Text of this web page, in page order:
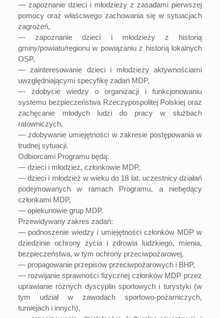
— zapoznanie dzieci i młodzieży z zasadami pierwszej
pomocy oraz właściwego zachowania się w sytuacjach
zagrożeń,
— zapoznanie dzieci i młodzieży z historią
gminy/powiatu/regionu w powiązaniu z historią lokalnych
OSP,
— zainteresowanie dzieci i młodzieży aktywnościami
uwzględniającymi specyfikę zadań MDP,
— zdobycie wiedzy o organizacji i funkcjonowaniu
systemu bezpieczeństwa Rzeczypospolitej Polskiej oraz
zachęcanie młodych ludzi do pracy w służbach
ratowniczych,
— zdobywanie umiejętności w zakresie postępowania w
trudnej sytuacji.
Odbiorcami Programu będą:
— dzieci i młodzież, członkowie MDP,
— dzieci i młodzież w wieku do 18 lat, uczestnicy działań
podejmowanych w ramach Programu, a niebędący
członkami MDP,
— opiekunowie grup MDP.
Przewidywany zakres zadań:
— podnoszenie wiedzy i umiejętności członków MDP w
dziedzinie ochrony życia i zdrowia ludzkiego, mienia,
bezpieczeństwa, w tym ochrony przeciwpożarowej,
— propagowanie przepisów przeciwpożarowych i BHP,
— rozwijanie sprawności fizycznej członków MDP przez
uprawianie różnych dyscyplin sportowych i turystyki (w
tym udział w zawodach sportowo-pożarniczych,
turniejach i innych),